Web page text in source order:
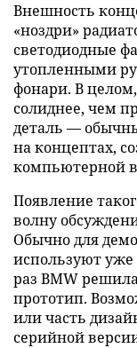
Внешность
«ноздри»
светодиодные
утопленными
фонари. В
солиднее, чем
деталь —
на концептах,
компьютерной
Появление
волну
Обычно для
используют
раз BMW
прототип.
или часть
серийной